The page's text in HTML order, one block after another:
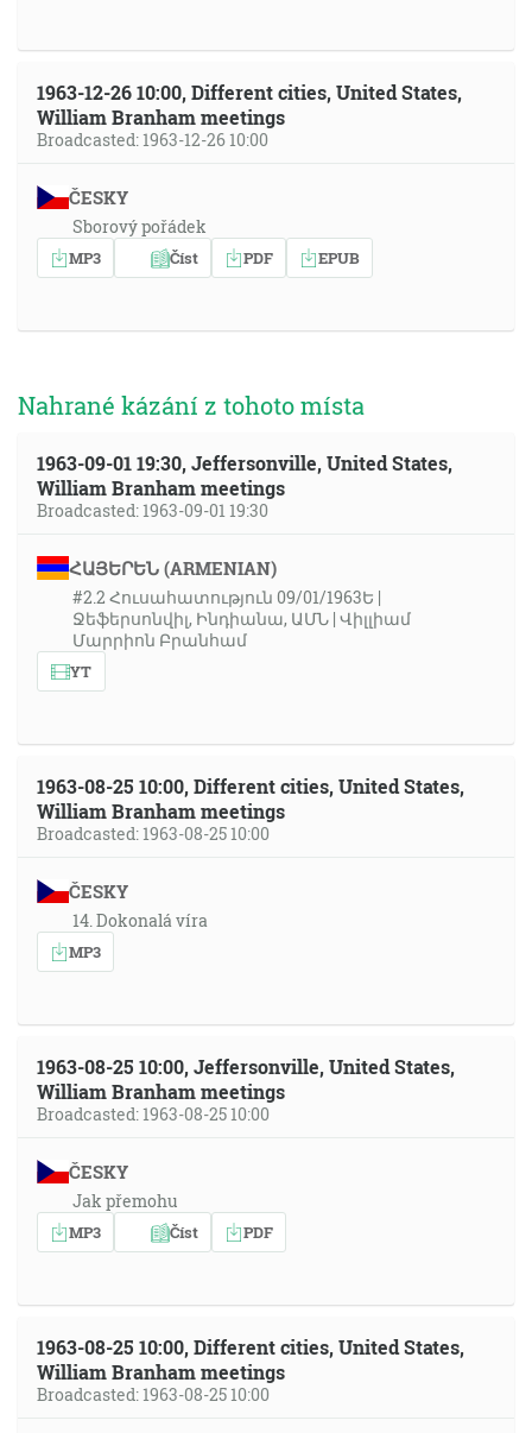
1963-12-26 10:00, Different cities, United States,
William Branham meetings
Broadcasted: 1963-12-26 10:00
ČESKY
Sborový pořádek
MP3 Číst PDF EPUB
Nahrané kázání z tohoto místa
1963-09-01 19:30, Jeffersonville, United States,
William Branham meetings
Broadcasted: 1963-09-01 19:30
ՀԱՅԵՐԵՆ (ARMENIAN)
#2.2 Հուսահատություն 09/01/1963Ե |
Ջեֆերսոնվիլ, Ինդիանա, ԱՄՆ | Վիլլիամ
Մարրիոն Բրանհամ
YT
1963-08-25 10:00, Different cities, United States,
William Branham meetings
Broadcasted: 1963-08-25 10:00
ČESKY
14. Dokonalá víra
MP3
1963-08-25 10:00, Jeffersonville, United States,
William Branham meetings
Broadcasted: 1963-08-25 10:00
ČESKY
Jak přemohu
MP3 Číst PDF
1963-08-25 10:00, Different cities, United States,
William Branham meetings
Broadcasted: 1963-08-25 10:00